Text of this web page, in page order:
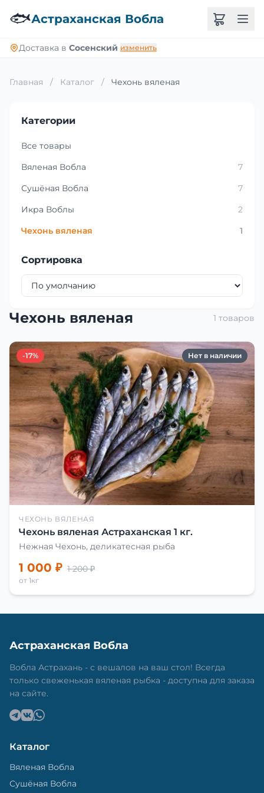
🐟Астраханская Вобла
Доставка в Сосенский изменить
Главная / Каталог / Чехонь вяленая
Категории
Все товары
Вяленая Вобла
7
Сушёная Вобла
7
Икра Воблы
2
Чехонь вяленая
1
Сортировка
Чехонь вяленая 1 товаров
-17% Нет в наличии
ЧЕХОНЬ ВЯЛЕНАЯ
Чехонь вяленая Астраханская 1 кг.
Нежная Чехонь, деликатесная рыба
1 000 ₽ 1 200 ₽
от 1кг
Астраханская Вобла
Вобла Астрахань - с вешалов на ваш стол! Всегда
только свеженькая вяленая рыбка - доступна для заказа
на сайте.
Каталог
Вяленая Вобла
Сушёная Вобла